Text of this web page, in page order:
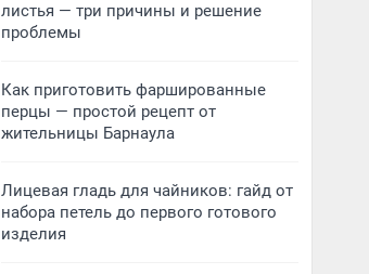
листья — три причины и решение
проблемы
Как приготовить фаршированные
перцы — простой рецепт от
жительницы Барнаула
Лицевая гладь для чайников: гайд от
набора петель до первого готового
изделия